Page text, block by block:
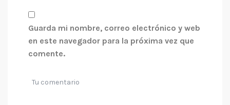
Guarda mi nombre, correo electrónico y web
en este navegador para la próxima vez que
comente.